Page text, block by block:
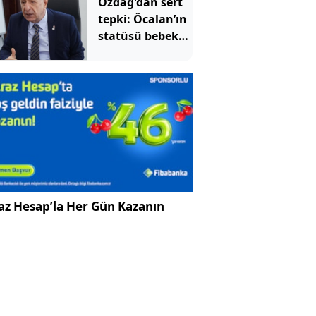
tepki: Öcalan’ın
statüsü bebek
Hesap’la Her Gün Kazanın